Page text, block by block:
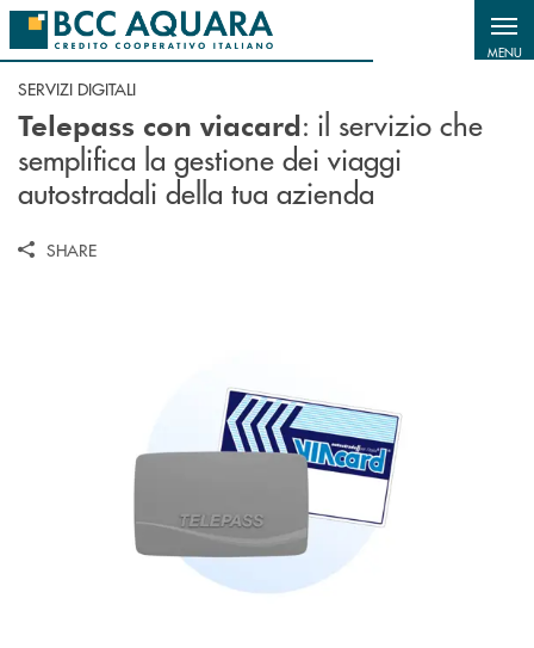
Salta al contenuto principale
MENU
SERVIZI DIGITALI
Telepass con viacard: il servizio che
semplifica la gestione dei viaggi
autostradali della tua azienda
SHARE